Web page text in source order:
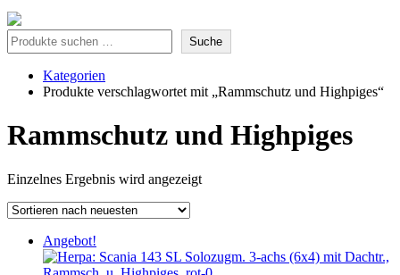
Suche Suche
Kategorien
Produkte verschlagwortet mit „Rammschutz und Highpiges“
Rammschutz und Highpiges
Einzelnes Ergebnis wird angezeigt
Angebot!